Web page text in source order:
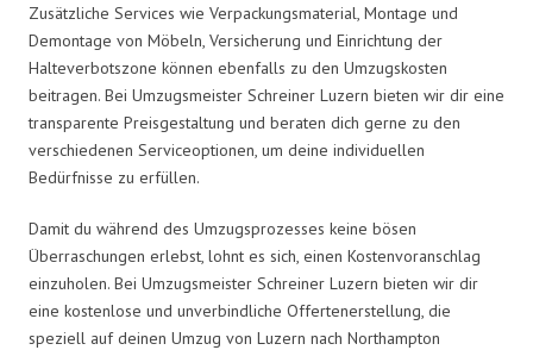
Zusätzliche Services wie Verpackungsmaterial, Montage und
Demontage von Möbeln, Versicherung und Einrichtung der
Halteverbotszone können ebenfalls zu den Umzugskosten
beitragen. Bei Umzugsmeister Schreiner Luzern bieten wir dir eine
transparente Preisgestaltung und beraten dich gerne zu den
verschiedenen Serviceoptionen, um deine individuellen
Bedürfnisse zu erfüllen.
Damit du während des Umzugsprozesses keine bösen
Überraschungen erlebst, lohnt es sich, einen Kostenvoranschlag
einzuholen. Bei Umzugsmeister Schreiner Luzern bieten wir dir
eine kostenlose und unverbindliche Offertenerstellung, die
speziell auf deinen Umzug von Luzern nach Northampton